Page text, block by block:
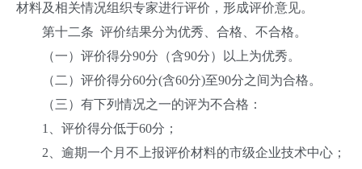
材料及相关情况组织专家进行评价，形成评价意见。
第十二条 评价结果分为优秀、合格、不合格。
（一）评价得分90分（含90分）以上为优秀。
（二）评价得分60分(含60分)至90分之间为合格。
（三）有下列情况之一的评为不合格：
1、评价得分低于60分；
2、逾期一个月不上报评价材料的市级企业技术中心；